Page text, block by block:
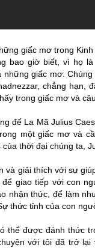
giấc mơ trong
bao giờ biết, vì họ
những giấc mơ.
chẳng
trong giấc mơ và
đế La Mã Julius
một giấc mơ và
thời đại chúng ta,
và giải thích với sự
giao tiếp với con
nhận thức, để làm
thức tỉnh của con
thể được đánh thức
với tôi đã trở